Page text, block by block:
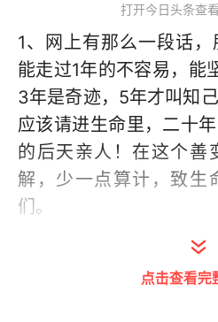
打开今日头条查
1、网上有那么一段话，
能走过1年的不容易，能
3年是奇迹，5年才叫知
应该请进生命里，二十
的后天亲人！在这个善
解，少一点算计，致生
们。
2、如果你在孤独的旅
话，便不再沉湎于其中
点击查看完